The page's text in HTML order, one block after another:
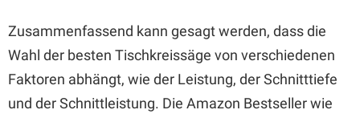
Zusammenfassend kann gesagt werden, dass die
Wahl der besten Tischkreissäge von verschiedenen
Faktoren abhängt, wie der Leistung, der Schnitttiefe
und der Schnittleistung. Die Amazon Bestseller wie